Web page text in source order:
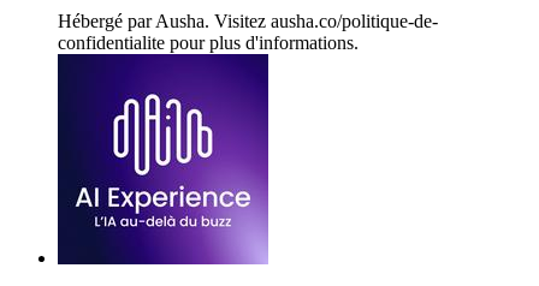
Hébergé par Ausha. Visitez ausha.co/politique-de-
confidentialite pour plus d'informations.